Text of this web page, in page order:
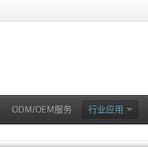
ODM/OEM服务 行业应用